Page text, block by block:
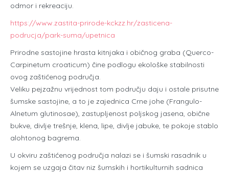
odmor i rekreaciju.
https://www.zastita-prirode-kckzz.hr/zasticena-
podrucja/park-suma/upetnica
Prirodne sastojine hrasta kitnjaka i običnog graba (Querco-
Carpinetum croaticum) čine podlogu ekološke stabilnosti
ovog zaštićenog područja.
Veliku pejzažnu vrijednost tom području daju i ostale prisutne
šumske sastojine, a to je zajednica Crne johe (Frangulo-
Alnetum glutinosae), zastupljenost poljskog jasena, obične
bukve, divlje trešnje, klena, lipe, divlje jabuke, te pokoje stablo
alohtonog bagrema.
U okviru zaštićenog područja nalazi se i šumski rasadnik u
kojem se uzgaja čitav niz šumskih i hortikulturnih sadnica